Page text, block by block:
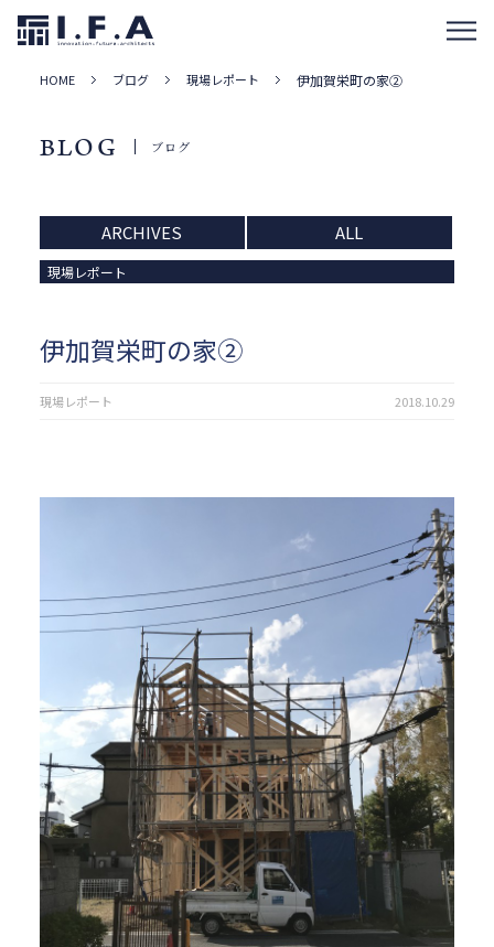
HOME ブログ 現場レポート 伊加賀栄町の家②
BLOG ブログ
ARCHIVES ALL
現場レポート
伊加賀栄町の家②
現場レポート 2018.10.29